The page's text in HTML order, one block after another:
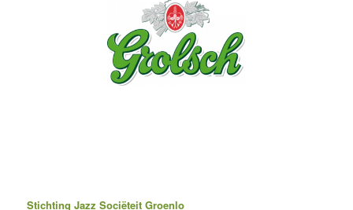
Stichting Jazz Sociëteit Groenlo